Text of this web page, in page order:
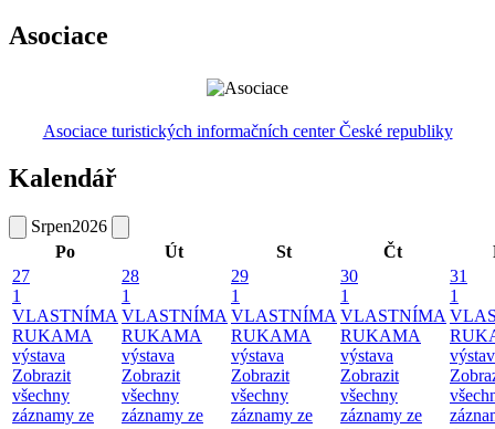
Asociace
Asociace turistických informačních center České republiky
Kalendář
Srpen2026
Po
Út St Čt
27
1
VLASTNÍMA
RUKAMA
výstava
Zobrazit
všechny
záznamy ze
28
1
VLASTNÍMA
RUKAMA
výstava
Zobrazit
všechny
záznamy ze
29
1
VLASTNÍMA
RUKAMA
výstava
Zobrazit
všechny
záznamy ze
30
1
VLASTNÍMA
RUKAMA
výstava
Zobrazit
všechny
záznamy ze
31
1